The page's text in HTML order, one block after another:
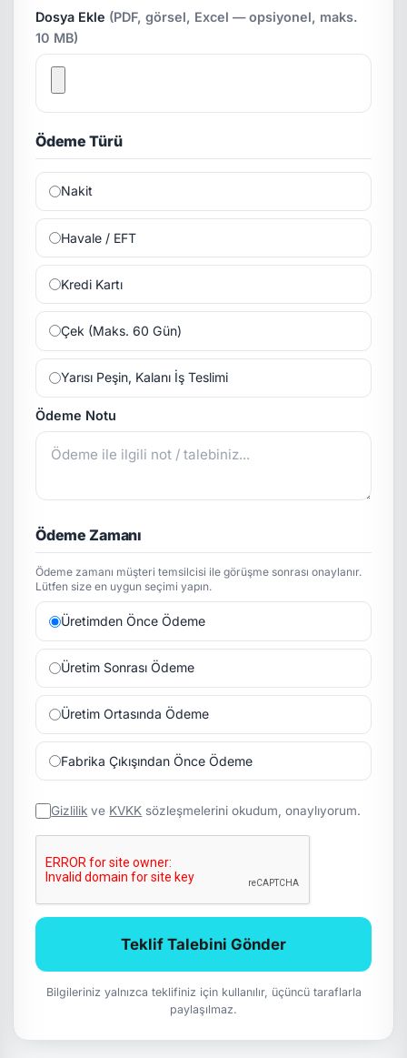
Dosya Ekle (PDF, görsel, Excel — opsiyonel, maks.
10 MB)
Ödeme Türü
Nakit
Havale / EFT
Kredi Kartı
Çek (Maks. 60 Gün)
Yarısı Peşin, Kalanı İş Teslimi
Ödeme Notu
Ödeme Zamanı
Ödeme zamanı müşteri temsilcisi ile görüşme sonrası onaylanır.
Lütfen size en uygun seçimi yapın.
Üretimden Önce Ödeme
Üretim Sonrası Ödeme
Üretim Ortasında Ödeme
Fabrika Çıkışından Önce Ödeme
Gizlilik ve KVKK sözleşmelerini okudum, onaylıyorum.
Teklif Talebini Gönder
Bilgileriniz yalnızca teklifiniz için kullanılır, üçüncü taraflarla
paylaşılmaz.